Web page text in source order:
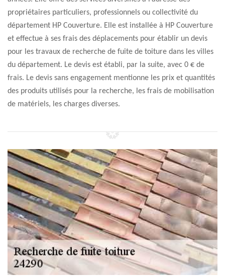
propriétaires particuliers, professionnels ou collectivité du
département HP Couverture. Elle est installée à HP Couverture
et effectue à ses frais des déplacements pour établir un devis
pour les travaux de recherche de fuite de toiture dans les villes
du département. Le devis est établi, par la suite, avec 0 € de
frais. Le devis sans engagement mentionne les prix et quantités
des produits utilisés pour la recherche, les frais de mobilisation
de matériels, les charges diverses.